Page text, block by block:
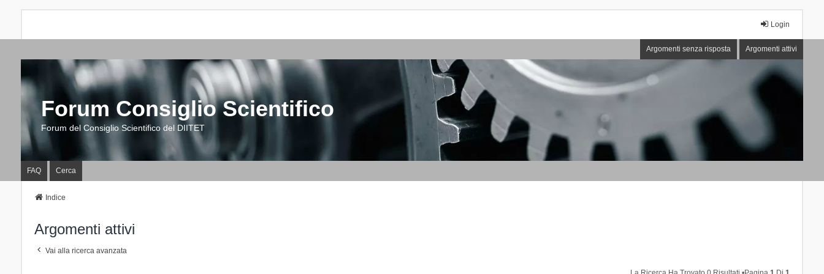
Login
Argomenti senza risposta Argomenti attivi
Forum Consiglio Scientifico
Forum del Consiglio Scientifico del DIITET
FAQ Cerca
Indice
Argomenti attivi
Vai alla ricerca avanzata